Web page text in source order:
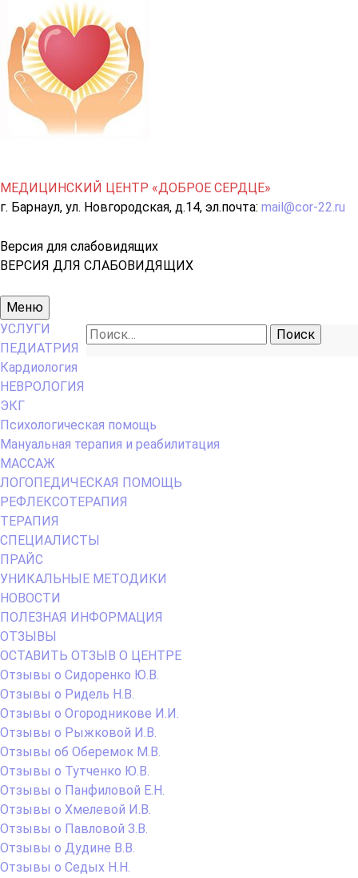
МЕДИЦИНСКИЙ ЦЕНТР «ДОБРОЕ СЕРДЦЕ»
г. Барнаул, ул. Новгородская, д.14, эл.почта: mail@cor-22.ru
Версия для слабовидящих
ВЕРСИЯ ДЛЯ СЛАБОВИДЯЩИХ
Основное
меню
Меню
Найти:
УСЛУГИ
ПЕДИАТРИЯ
Кардиология
НЕВРОЛОГИЯ
ЭКГ
Психологическая помощь
Мануальная терапия и реабилитация
МАССАЖ
ЛОГОПЕДИЧЕСКАЯ ПОМОЩЬ
РЕФЛЕКСОТЕРАПИЯ
ТЕРАПИЯ
СПЕЦИАЛИСТЫ
ПРАЙС
УНИКАЛЬНЫЕ МЕТОДИКИ
НОВОСТИ
ПОЛЕЗНАЯ ИНФОРМАЦИЯ
ОТЗЫВЫ
ОСТАВИТЬ ОТЗЫВ О ЦЕНТРЕ
Отзывы о Сидоренко Ю.В.
Отзывы о Ридель Н.В.
Отзывы о Огородникове И.И.
Отзывы о Рыжковой И.В.
Отзывы об Оберемок М.В.
Отзывы о Тутченко Ю.В.
Отзывы о Панфиловой Е.Н.
Отзывы о Хмелевой И.В.
Отзывы о Павловой З.В.
Отзывы о Дудине В.В.
Отзывы о Седых Н.Н.